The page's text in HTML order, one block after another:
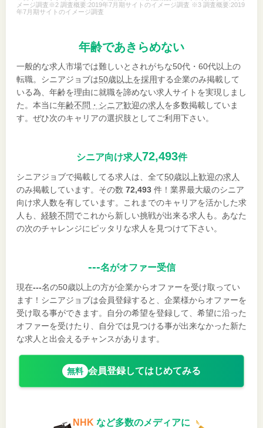
メージ調査※2 調査概要:2019年7月期サイトのイメージ調査 ※3 調査概要:2019
年7月期サイトのイメージ調査
年齢であきらめない
一般的な求人市場では難しいとされがちな50代・60代以上の
転職。シニアジョブは50歳以上を採用する企業のみ掲載して
いる為、年齢を理由に就職を諦めない求人サイトを実現しまし
た。本当に年齢不問・シニア歓迎の求人 を多数掲載していま
す。ぜひ次のキャリアの選択肢としてご利用下さい。
シニア向け求人72,493件
シニアジョブで掲載してる求人は、全て50歳以上歓迎の求人
のみ掲載しています。その数 72,493 件！業界最大級のシニア
向け求人数を有しています。これまでのキャリアを活かした求
人も、 経験不問でこれから新しい挑戦が出来る求人も。あなた
の次のチャレンジにピッタリな求人を見つけて下さい。
---名がオファー受信
現在---名の50歳以上の方が企業からオファーを受け取ってい
ます！シニアジョブは会員登録すると、企業様からオファーを
受け取る事ができます。自分の希望を登録して、希望に沿った
オファーを受けたり、自分では見つける事が出来なかった新た
な求人と出会えるチャンスがあります。
無料 会員登録してはじめてみる
NHK など多数のメディアに